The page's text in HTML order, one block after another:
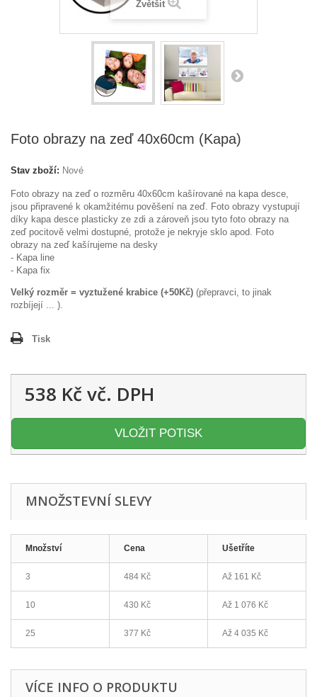
Zvětšit
Foto obrazy na zeď 40x60cm (Kapa)
Stav zboží: Nové
Foto obrazy na zeď o rozměru 40x60cm kašírované na kapa desce,
jsou připravené k okamžitému pověšení na zeď. Foto obrazy vystupují
díky kapa desce plasticky ze zdi a zároveň jsou tyto foto obrazy na
zeď pocitově velmi dostupné, protože je nekryje sklo apod. Foto
obrazy na zeď kašírujeme na desky
- Kapa line
- Kapa fix
Velký rozměr = vyztužené krabice (+50Kč) (přepravci, to jinak
rozbíjejí ... ).
Tisk
538 Kčvč. DPH
VLOŽIT POTISK
MNOŽSTEVNÍ SLEVY
Množství Cena Ušetříte
3 484 Kč Až 161 Kč
10 430 Kč Až 1 076 Kč
25 377 Kč Až 4 035 Kč
VÍCE INFO O PRODUKTU